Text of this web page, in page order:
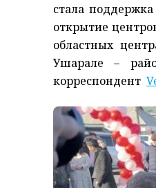
стала
открытие
областных
Ушарале –
корреспондент